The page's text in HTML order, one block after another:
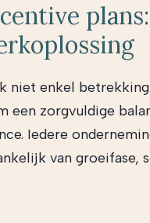
niet enkel
een zorgvuldige
Iedere
van groeifase,